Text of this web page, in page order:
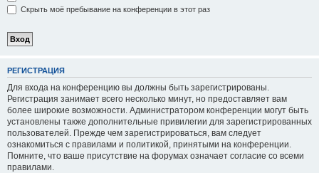
Скрыть моё пребывание на конференции в этот раз
РЕГИСТРАЦИЯ
Для входа на конференцию вы должны быть зарегистрированы.
Регистрация занимает всего несколько минут, но предоставляет вам
более широкие возможности. Администратором конференции могут быть
установлены также дополнительные привилегии для зарегистрированных
пользователей. Прежде чем зарегистрироваться, вам следует
ознакомиться с правилами и политикой, принятыми на конференции.
Помните, что ваше присутствие на форумах означает согласие со всеми
правилами.